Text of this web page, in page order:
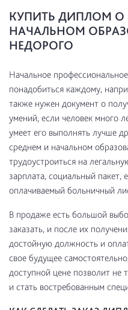
КУПИТЬ ДИПЛОМ О
НАЧАЛЬНОМ
НЕДОРОГО
Начальное
понадобиться каждому,
также нужен документ о
умений, если человек много
умеет его выполнять лучше
среднем и начальном
трудоустроиться на
зарплата, социальный пакет,
оплачиваемый больничный
В продаже есть большой
заказать, и после их
достойную должность и
свое будущее
доступной цене позволит не
и стать востребованным